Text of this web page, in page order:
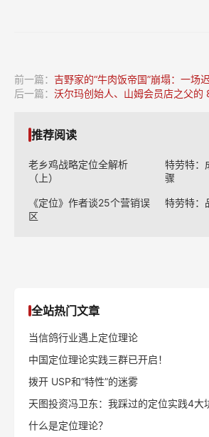
前一篇： 吉野家的“牛肉饭帝国”崩塌：一场
后一篇： 沃尔玛创始人、山姆会员店之父的 80 条思考：真正的
推荐阅读
老乡鸡战略定位全解析
（上）
特劳特：
骤
《定位》作者谈25个营销误
区
特劳特：
全站热门文章
当信鸽行业遇上定位理论
中国定位理论实践三群已开启！
拨开 USP和“特性”的迷雾
天图投资冯卫东：我踩过的定位实践4大
什么是定位理论？